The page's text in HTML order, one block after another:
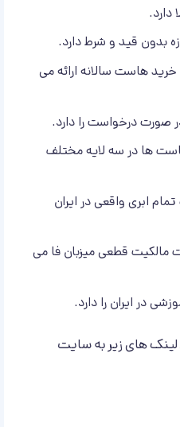
دارد.
خرید هاست سالانه ارائه می
صورت درخواست را دارد.
ها در سه لایه مختلف
ابری واقعی در ایران
مالکیت قطعی میزبان فا می
در ایران را دارد.
لینک های زیر به سایت